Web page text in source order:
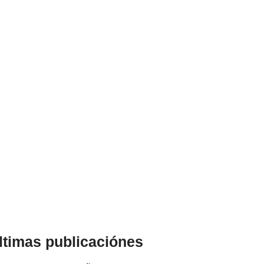
publicaciónes